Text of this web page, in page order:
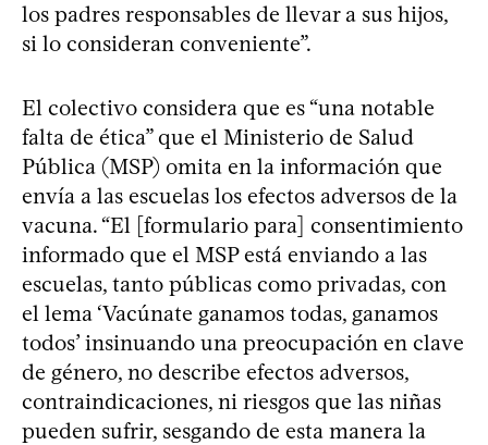
los padres responsables de llevar a sus hijos,
si lo consideran conveniente”.
El colectivo considera que es “una notable
falta de ética” que el Ministerio de Salud
Pública (MSP) omita en la información que
envía a las escuelas los efectos adversos de la
vacuna. “El [formulario para] consentimiento
informado que el MSP está enviando a las
escuelas, tanto públicas como privadas, con
el lema ‘Vacúnate ganamos todas, ganamos
todos’ insinuando una preocupación en clave
de género, no describe efectos adversos,
contraindicaciones, ni riesgos que las niñas
pueden sufrir, sesgando de esta manera la